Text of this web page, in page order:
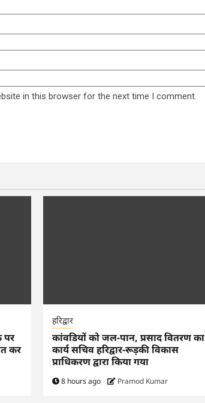
in this browser for the next time I comment.
पर
कर
हरिद्वार
कांवडियों को जल-पान, प्रसाद वितरण का
कार्य सचिव हरिद्वार-रूड़की विकास
प्राधिकरण द्वारा किया गया
8 hours ago Pramod Kumar